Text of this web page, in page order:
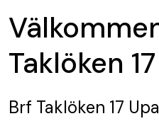
Taklöken
Brf Taklöken 17 Upa